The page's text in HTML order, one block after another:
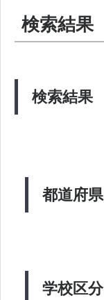
検索結果
検索結果
都道府県
学校区分